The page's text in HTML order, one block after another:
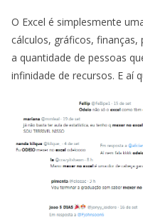
O Excel é simplesmente
cálculos, gráficos,
a quantidade de pessoas
infinidade de recursos. E aí